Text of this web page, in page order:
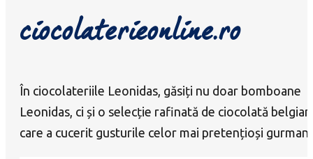
ciocolaterieonline.ro
În ciocolateriile Leonidas, găsiți nu doar bomboane
Leonidas, ci și o selecție rafinată de ciocolată
care a cucerit gusturile celor mai pretențioși